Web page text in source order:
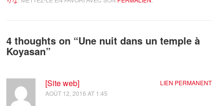
4 thoughts on “Une nuit dans un temple à
Koyasan”
LIEN PERMANENT
[Site web]
AOÛT 12, 2016 AT 1:45